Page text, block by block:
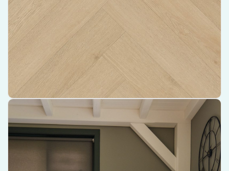
onderhoudsgemak
Uniek
Visgraat XL 92
design voor een stijlvolle en luxe uitstraling
Gebruiksvriendelijk
Rigid Click
montagesysteem voor eenvoudige
installatie
€ 45,85 per m²
Bekijk product
Belakos Palazzo 760 Rigid Click PVC – 2.08 m² Per Pak
Vinylvloeren van hoge kwaliteit
Eenvoudige installatie dankzij het Rigid Click-systeem
€ 45,85 per m²